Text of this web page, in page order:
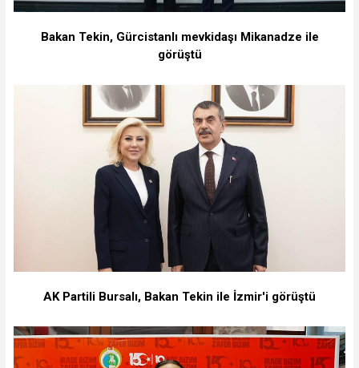
Bakan Tekin, Gürcistanlı mevkidaşı Mikanadze ile
görüştü
AK Partili Bursalı, Bakan Tekin ile İzmir'i görüştü